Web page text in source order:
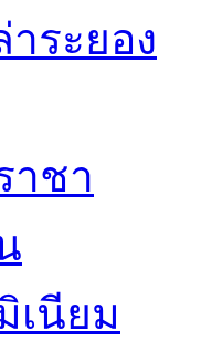
ระยอง
าชา
เนียม